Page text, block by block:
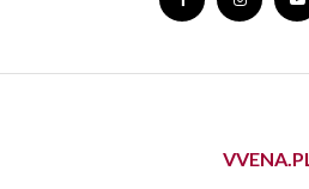
VVENA.PL